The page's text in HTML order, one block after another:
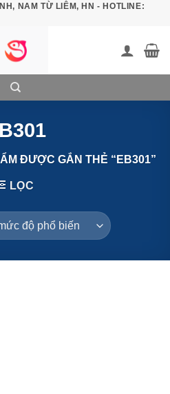
NAM TỪ LIÊM, HN - HOTLINE:
ĐƯỢC GẮN THẺ “EB301”
LỌC